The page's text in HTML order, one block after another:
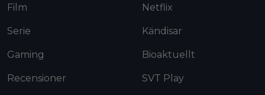
Film
Serie
Gaming
Recensioner
Netflix
Kändisar
Bioaktuellt
SVT Play